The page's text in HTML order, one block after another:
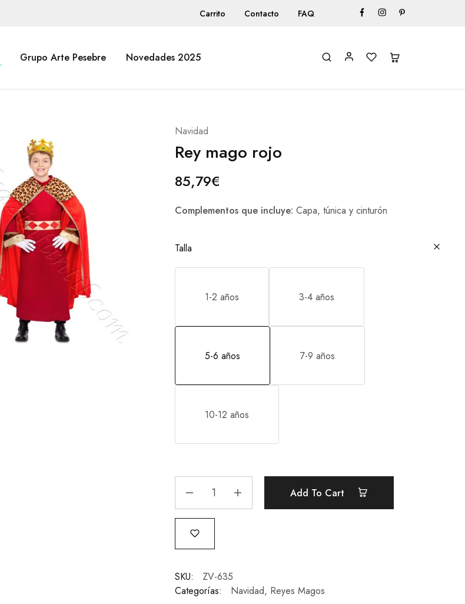
Carrito Contacto FAQ
Grupo Arte Pesebre Novedades 2025
Navidad
Rey mago rojo
85,79€
Complementos que incluye: Capa, túnica y cinturón
Talla
1-2 años 3-4 años
5-6 años 7-9 años
10-12 años
Add To Cart
SKU:
ZV-635
Categorías:
Navidad, Reyes Magos